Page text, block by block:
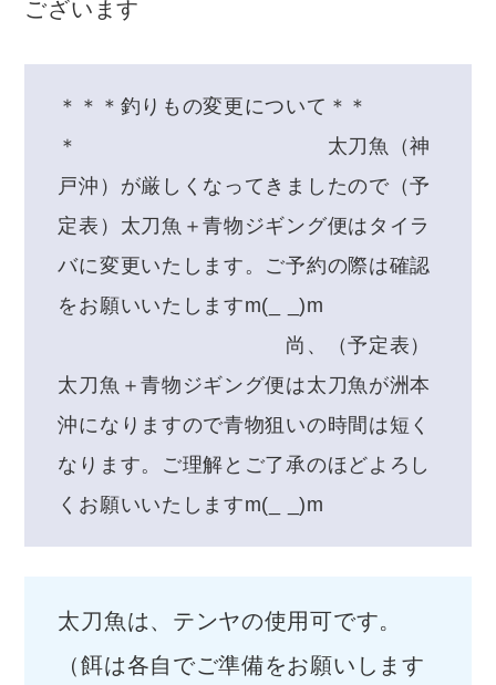
ございます
＊＊＊釣りもの変更について＊＊
＊ 太刀魚（神
戸沖）が厳しくなってきましたので（予
定表）太刀魚＋青物ジギング便はタイラ
バに変更いたします。ご予約の際は確認
をお願いいたしますm(_ _)m
尚、（予定表）
太刀魚＋青物ジギング便は太刀魚が洲本
沖になりますので青物狙いの時間は短く
なります。ご理解とご了承のほどよろし
くお願いいたしますm(_ _)m
太刀魚は、テンヤの使用可です。
（餌は各自でご準備をお願いします